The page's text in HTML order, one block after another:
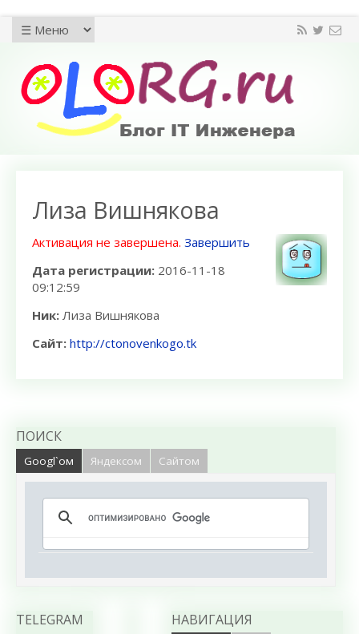
Лиза Вишнякова
Активация не завершена. Завершить
Дата регистрации: 2016-11-18
09:12:59
Ник: Лиза Вишнякова
Сайт: http://ctonovenkogo.tk
ПОИСК
Googl`ом Яндексом Сайтом
TELEGRAM НАВИГАЦИЯ